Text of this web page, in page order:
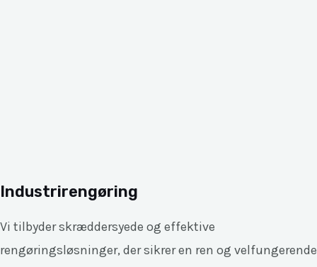
Industrirengøring
Vi tilbyder skræddersyede og effektive
rengøringsløsninger, der sikrer en ren og velfungerende